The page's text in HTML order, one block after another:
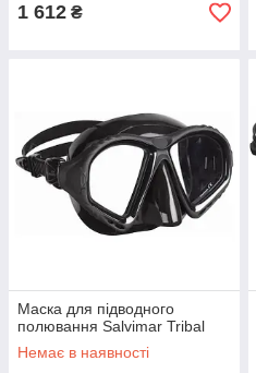
1 612 ₴
Маска для підводного
полювання Salvimar Tribal
Немає в наявності